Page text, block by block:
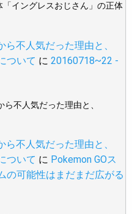
イングレスおじさん」の正体
不人気だった理由と、
ついて に 20160718~22 -
不人気だった理由と、
不人気だった理由と、
ついて に Pokemon GOス
の可能性はまだまだ広がる